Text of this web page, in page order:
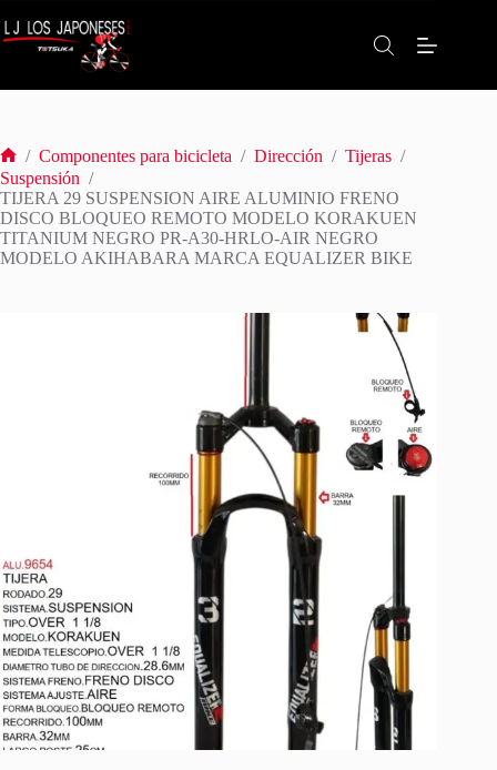
al
contenido
Inicio
/ Componentes para bicicleta / Dirección / Tijeras /
Suspensión /
TIJERA 29 SUSPENSION AIRE ALUMINIO FRENO
DISCO BLOQUEO REMOTO MODELO KORAKUEN
TITANIUM NEGRO PR-A30-HRLO-AIR NEGRO
MODELO AKIHABARA MARCA EQUALIZER BIKE